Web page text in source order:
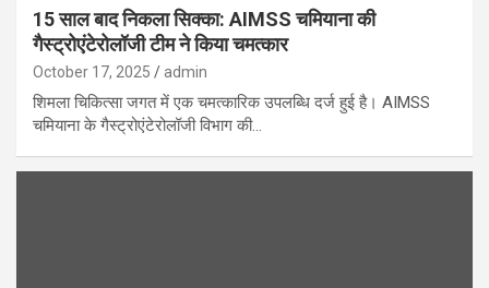
15 साल बाद निकला सिक्का: AIMSS चमियाना की
गैस्ट्रोएंटेरोलॉजी टीम ने किया चमत्कार
October 17, 2025 admin
शिमला चिकित्सा जगत में एक चमत्कारिक उपलब्धि दर्ज हुई है। AIMSS
चमियाना के गैस्ट्रोएंटेरोलॉजी विभाग की…